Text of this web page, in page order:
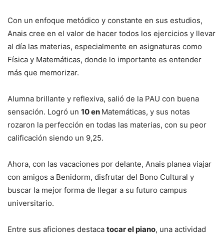
Con un enfoque metódico y constante en sus estudios,
Anais cree en el valor de hacer todos los ejercicios y llevar
al día las materias, especialmente en asignaturas como
Física y Matemáticas, donde lo importante es entender
más que memorizar.
Alumna brillante y reflexiva, salió de la PAU con buena
sensación. Logró un 10 en Matemáticas, y sus notas
rozaron la perfección en todas las materias, con su peor
calificación siendo un 9,25.
Ahora, con las vacaciones por delante, Anais planea viajar
con amigos a Benidorm, disfrutar del Bono Cultural y
buscar la mejor forma de llegar a su futuro campus
universitario.
Entre sus aficiones destaca tocar el piano, una actividad